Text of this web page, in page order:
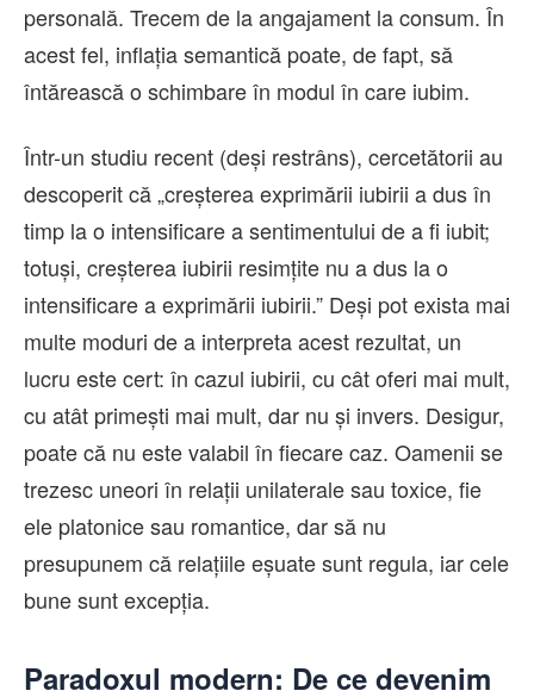
personală. Trecem de la angajament la consum. În
acest fel, inflația semantică poate, de fapt, să
întărească o schimbare în modul în care iubim.
Într-un studiu recent (deși restrâns), cercetătorii au
descoperit că „creșterea exprimării iubirii a dus în
timp la o intensificare a sentimentului de a fi iubit;
totuși, creșterea iubirii resimțite nu a dus la o
intensificare a exprimării iubirii.” Deși pot exista mai
multe moduri de a interpreta acest rezultat, un
lucru este cert: în cazul iubirii, cu cât oferi mai mult,
cu atât primești mai mult, dar nu și invers. Desigur,
poate că nu este valabil în fiecare caz. Oamenii se
trezesc uneori în relații unilaterale sau toxice, fie
ele platonice sau romantice, dar să nu
presupunem că relațiile eșuate sunt regula, iar cele
bune sunt excepția.
Paradoxul modern: De ce devenim